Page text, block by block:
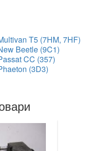
T5 (7HM, 7HF)
Beetle (9C1)
CC (357)
(3D3)